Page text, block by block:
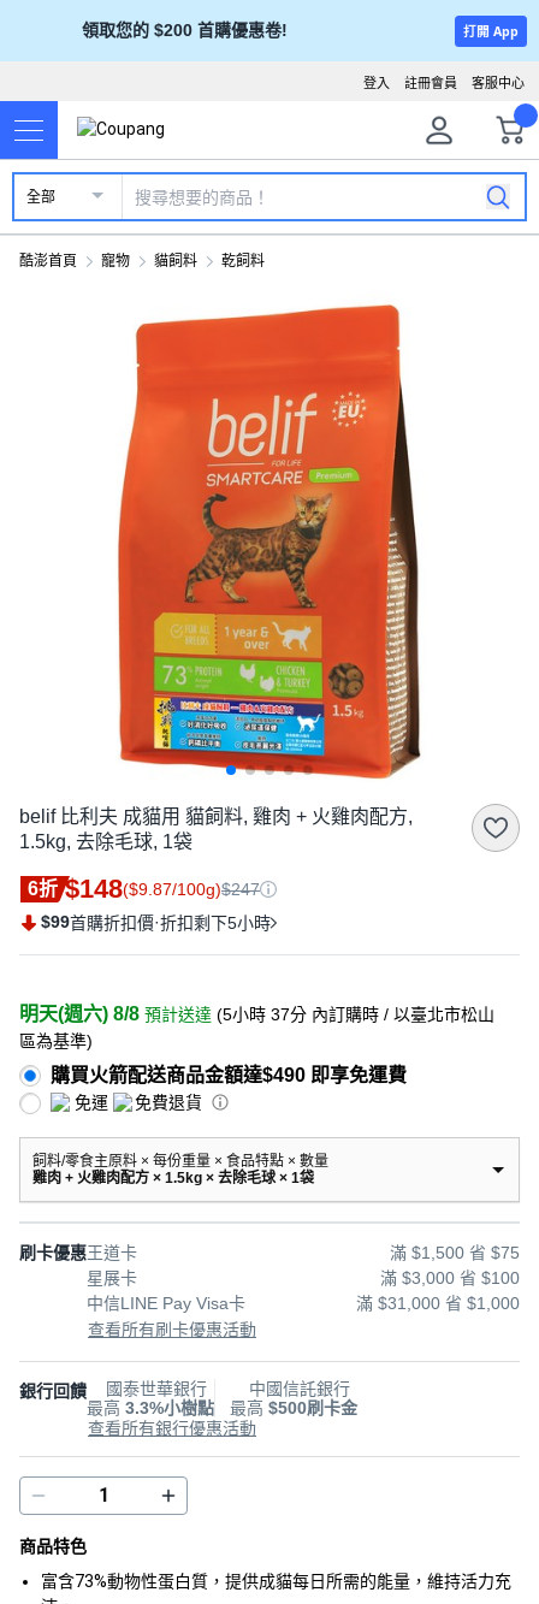
領取您的 $200 首購優惠卷! 打開 App
客服中心
註冊會員
登入
全部
酷澎首頁 寵物 貓飼料 乾飼料
belif 比利夫 成貓用 貓飼料, 雞肉 + 火雞肉配方,
1.5kg, 去除毛球, 1袋
6折 $148($9.87/100g)$247
$99首購折扣價·折扣剩下5小時
明天(週六) 8/8 預計送達 (5小時 37分 內訂購時 / 以臺北市松山
區為基準)
購買火箭配送商品金額達$490 即享免運費
免運 免費退貨
飼料/零食主原料 × 每份重量 × 食品特點 × 數量
雞肉 + 火雞肉配方 × 1.5kg × 去除毛球 × 1袋
刷卡優惠王道卡
滿 $1,500 省 $75
星展卡
滿 $3,000 省 $100
中信LINE Pay Visa卡
滿 $31,000 省 $1,000
查看所有刷卡優惠活動
銀行回饋
國泰世華銀行
最高 3.3%小樹點
中國信託銀行
最高 $500刷卡金
查看所有銀行優惠活動
商品特色
富含73%動物性蛋白質，提供成貓每日所需的能量，維持活力充